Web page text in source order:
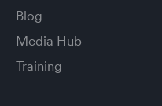
Blog
Media Hub
Training